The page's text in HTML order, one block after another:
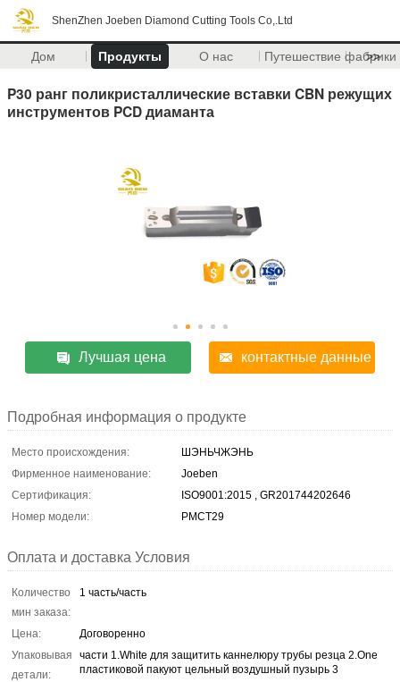
ShenZhen Joeben Diamond Cutting Tools Co,.Ltd
Дом Продукты О нас Путешествие фабрики
>>
P30 ранг поликристаллические вставки CBN режущих
инструментов PCD диаманта
Лучшая цена контактные данные
Подробная информация о продукте
Место происхождения:
ШЭНЬЧЖЭНЬ
Фирменное наименование:
Joeben
Сертификация:
ISO9001:2015 , GR201744202646
Номер модели:
PMCT29
Оплата и доставка Условия
Количество
мин заказа:
1 часть/часть
Цена:
Договоренно
Упаковывая
детали:
части 1.White для защитить каннелюру трубы резца 2.One
пластиковой пакуют цельный воздушный пузырь 3